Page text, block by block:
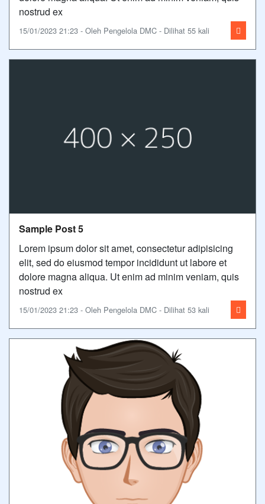
nostrud ex
15/01/2023 21:23 - Oleh Pengelola DMC - Dilihat 55 kali
Sample Post 5
Lorem ipsum dolor sit amet, consectetur adipisicing
elit, sed do eiusmod tempor incididunt ut labore et
dolore magna aliqua. Ut enim ad minim veniam, quis
nostrud ex
15/01/2023 21:23 - Oleh Pengelola DMC - Dilihat 53 kali